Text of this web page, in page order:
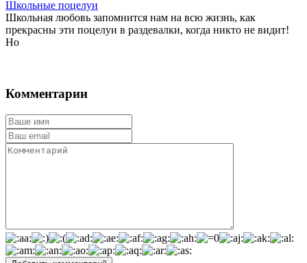
Школьные поцелуи
Школьная любовь запомнится нам на всю жизнь, как
прекрасны эти поцелуи в раздевалки, когда никто не видит!
Но
Комментарии